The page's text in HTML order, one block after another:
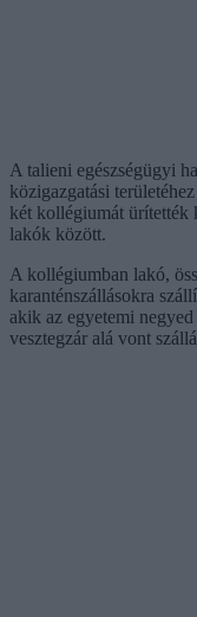
A talieni egészségügyi
közigazgatási
két kollégiumát ürítették
lakók között.
A kollégiumban lakó,
karanténszállásokra
akik az egyetemi
vesztegzár alá vont